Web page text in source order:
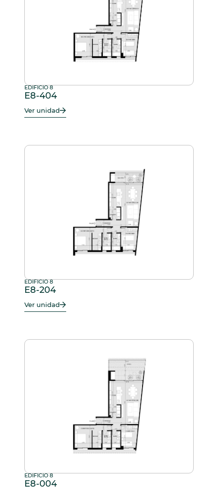
EDIFICIO 8
E8-404
Ver unidad
EDIFICIO 8
E8-204
Ver unidad
EDIFICIO 8
E8-004